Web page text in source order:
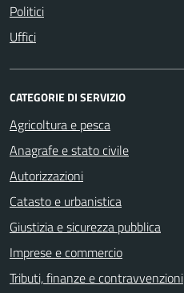
Politici
Uffici
CATEGORIE DI SERVIZIO
Agricoltura e pesca
Anagrafe e stato civile
Autorizzazioni
Catasto e urbanistica
Giustizia e sicurezza pubblica
Imprese e commercio
Tributi, finanze e contravvenzioni